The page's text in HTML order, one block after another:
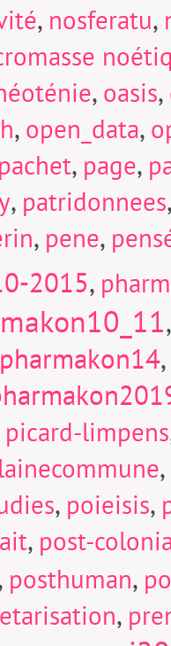
, nosferatu,
, oasis,
, open_data,
pachet, page,
, patridonnees
, pene,
2015,
pharmakon14,
picard-limpens
,
, poieisis,
, post-
posthuman,
,